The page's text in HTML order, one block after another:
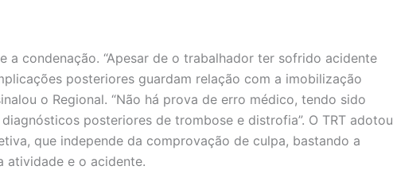
a condenação. “Apesar de o trabalhador ter sofrido acidente
posteriores guardam relação com a imobilização
o Regional. “Não há prova de erro médico, tendo sido
posteriores de trombose e distrofia”. O TRT adotou
que independe da comprovação de culpa, bastando a
atividade e o acidente.